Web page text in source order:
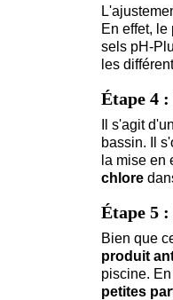
En effet,
sels pH-
les
Étape 4
Il s'agit
bassin. Il
la mise en
chlore
Étape 5
Bien que
produit
piscine.
petites